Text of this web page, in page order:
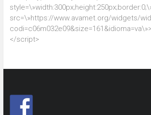
src=\»https://www.avamet.org/widgets/
</script>